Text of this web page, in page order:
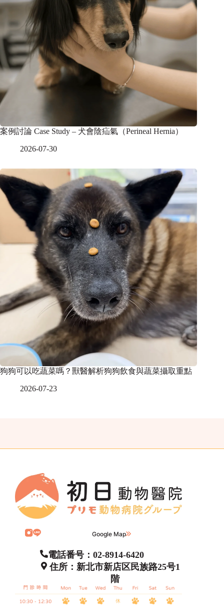
案例討論 Case Study – 犬會陰疝氣（Perineal Hernia）
2026-07-30
狗狗可以吃蔬菜嗎？獸醫解析狗狗飲食與蔬菜攝取重點
2026-07-23
Google Map
電話番号：02-8914-6420
住所：新北市新店区民族路25号1
階